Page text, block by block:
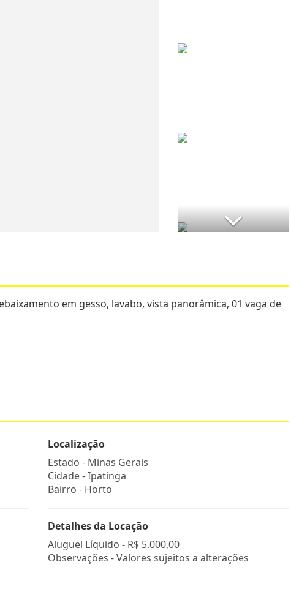
em gesso, lavabo, vista panorâmica, 01 vaga de
Localização
Estado - Minas Gerais
Cidade -Ipatinga
Bairro - Horto
Detalhes da Locação
Aluguel Líquido - R$ 5.000,00
Observações - Valores sujeitos a alterações